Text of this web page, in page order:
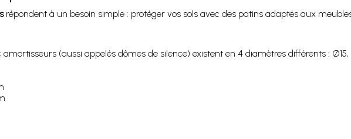
répondent à un besoin simple : protéger vos sols avec des patins adaptés aux
amortisseurs (aussi appelés dômes de silence) existent en 4 diamètres différents :